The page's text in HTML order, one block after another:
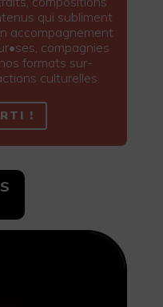
qui subliment
accompagnement
compagnies
formats sur-
culturelles.
!